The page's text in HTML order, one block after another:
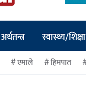
अर्थतन्त्र स्वास्थ्य/शिक्षा
एमाले हिमपात